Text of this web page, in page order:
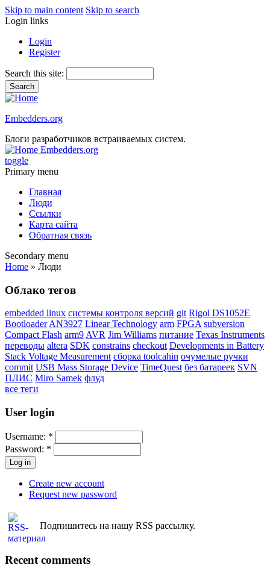
Skip to main content Skip to search
Login links
Login
Register
Search this site:
Embedders.org
Блоги разработчиков встраиваемых систем.
Embedders.org
toggle
Primary menu
Главная
Люди
Ссылки
Карта сайта
Обратная связь
Secondary menu
Home » Люди
Облако тегов
embedded linux системы контроля версий git Rigol DS1052E
BootloaderAN3927 Linear Technology arm FPGA subversion
Compact Flash arm9AVR Jim Williams питание Texas Instruments
переводы altera SDK constrains checkout Developments in Battery
Stack Voltage Measurement сборка toolcahin очумелые ручки
commit USB Mass Storage Device TimeQuest без батареек SVN
ПЛИС Miro Samek флуд
все теги
User login
Username: *
Password: *
Create new account
Request new password
Подпишитесь на нашу RSS рассылку.
Recent comments